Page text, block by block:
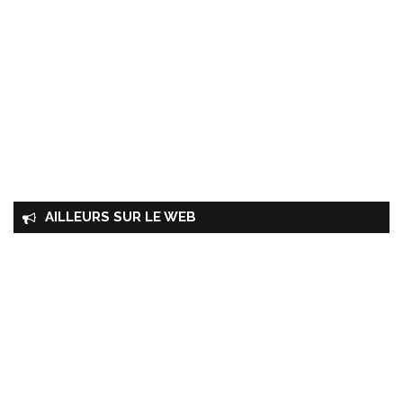
AILLEURS SUR LE WEB